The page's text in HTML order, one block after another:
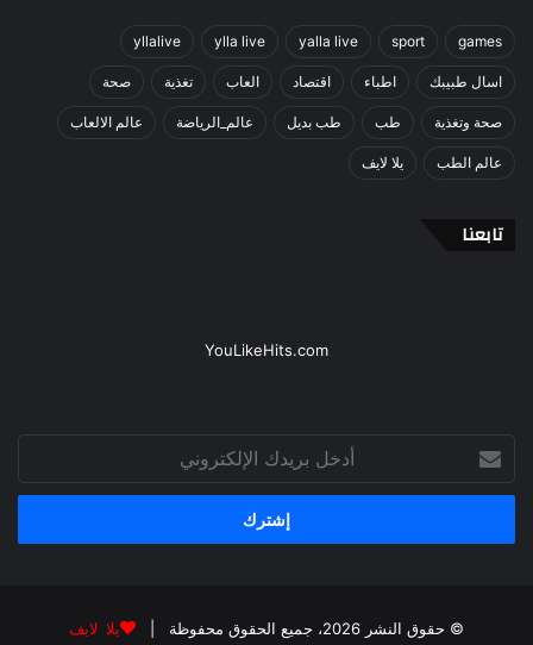
games
sport
yalla live
ylla live
yllalive
اسال طبيبك اطباء اقتصاد العاب تغذية صحة
صحة وتغذية طب طب بديل عالم_الرياضة عالم الالعاب
عالم الطب يلا لايف
تابعنا
YouLikeHits.com
بريدك
الإلكتروني
© حقوق النشر 2026، جميع الحقوق محفوظة | يلا لايف